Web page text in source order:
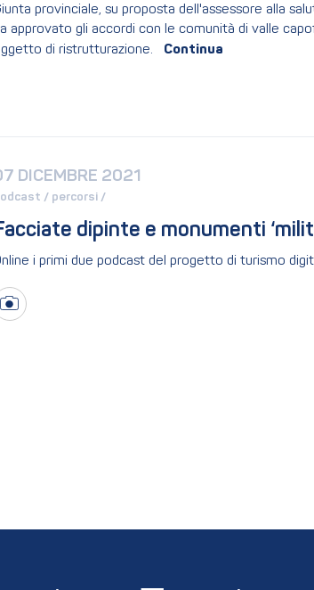
provinciale, su proposta dell'assessore alla
approvato gli accordi con le comunità di valle
di ristrutturazione.
DICEMBRE 2021
/ percorsi /
dipinte e monumenti
i primi due podcast del progetto di turismo